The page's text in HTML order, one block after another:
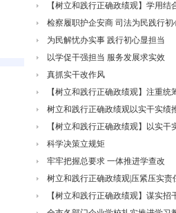
【树立和践行正确政绩观】学用结
检察履职护企安商 司法为民践行初
为民解忧办实事 践行初心显担当
以学促干强担当 服务发展求实效
真抓实干改作风
【树立和践行正确政绩观】注重统
树立和践行正确政绩观以实干实绩
【树立和践行正确政绩观】以实干
科学决策立规矩
牢牢把握总要求 一体推进学查改
树立和践行正确政绩观|压紧压实责
【树立和践行正确政绩观】谋实招